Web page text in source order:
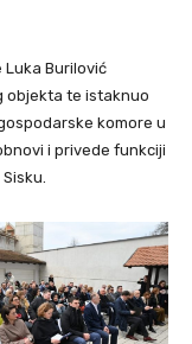
Burilović
objekta te istaknuo
komore u
i privede funkciji